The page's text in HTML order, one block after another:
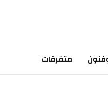
متفرقات